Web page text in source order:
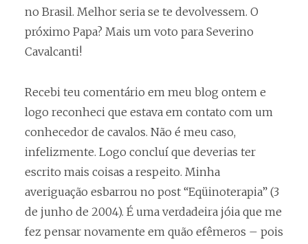
no Brasil. Melhor seria se te devolvessem. O
próximo Papa? Mais um voto para Severino
Cavalcanti!
Recebi teu comentário em meu blog ontem e
logo reconheci que estava em contato com um
conhecedor de cavalos. Não é meu caso,
infelizmente. Logo concluí que deverias ter
escrito mais coisas a respeito. Minha
averiguação esbarrou no post “Eqüinoterapia” (3
de junho de 2004). É uma verdadeira jóia que me
fez pensar novamente em quão efêmeros – pois